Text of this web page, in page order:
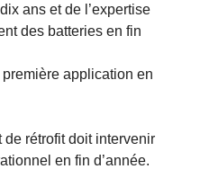
ans et de l’expertise
des batteries en fin
première application en
de rétrofit doit intervenir
en fin d’année.